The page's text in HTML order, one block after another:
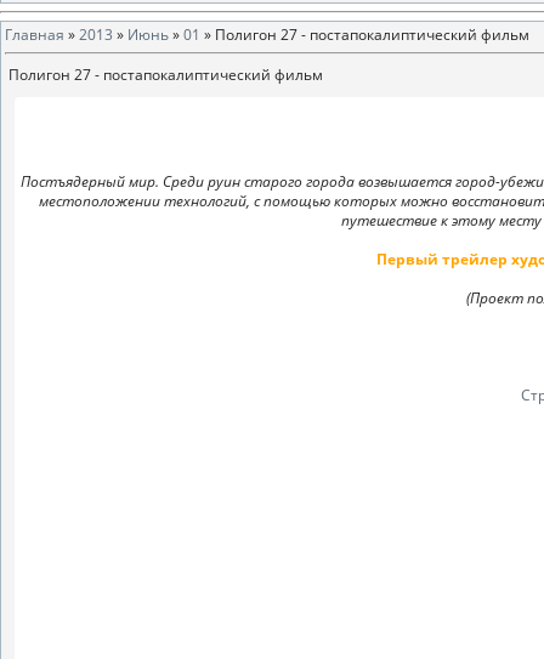
Главная »2013 » Июнь»01 » Полигон 27 - постапокалиптический фильм
Полигон 27 - постапокалиптический фильм
Постъядерный мир. Среди руин старого города возвышается город-
местоположении технологий, с помощью которых можно
путешествие к этому
Первый трейлер
(Проект